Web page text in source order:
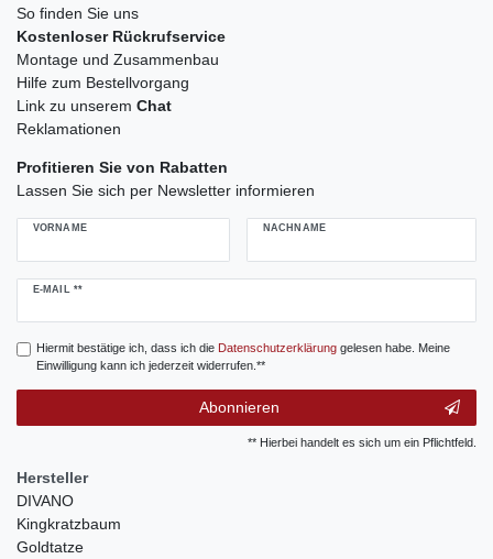
So finden Sie uns
Kostenloser Rückrufservice
Montage und Zusammenbau
Hilfe zum Bestellvorgang
Link zu unserem Chat
Reklamationen
Profitieren Sie von Rabatten
Lassen Sie sich per Newsletter informieren
VORNAME NACHNAME
E-MAIL **
Newsletter
Hiermit bestätige ich, dass ich die Daten­schutz­erklärunggelesen habe. Meine
Einwilligung kann ich jederzeit widerrufen.**
Abonnieren
** Hierbei handelt es sich um ein Pflichtfeld.
Hersteller
DIVANO
Kingkratzbaum
Goldtatze